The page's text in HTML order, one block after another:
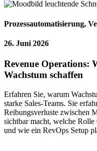
Prozessautomatisierung,
26. Juni 2026
Revenue Operations:
Wachstum schaffen
Erfahren Sie, warum
starke Sales-Teams. Sie
Reibungsverluste zwischen
sichtbar macht, welche
und wie ein RevOps Setup